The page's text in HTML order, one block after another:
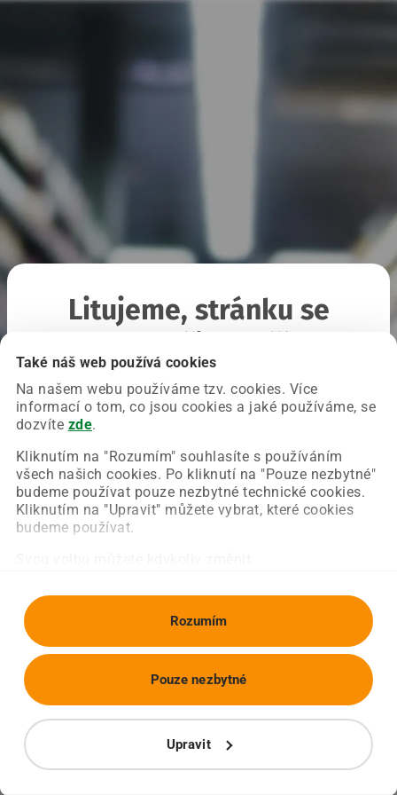
Také náš web používá cookies
Na našem webu používáme tzv. cookies. Více
informací o tom, co jsou cookies a jaké používáme, se
dozvíte zde.
Kliknutím na "Rozumím" souhlasíte s používáním
všech našich cookies. Po kliknutí na "Pouze nezbytné"
budeme používat pouze nezbytné technické cookies.
Kliknutím na "Upravit" můžete vybrat, které cookies
budeme používat.
Rozumím
Upravit
Pouze nezbytné
Litujeme, stránku se
Chyba nastala na naší straně a už ji opravujeme.
Zkuste prosím znovu načíst požadovanou stránku.
Obnovit stránku Úvodní strana